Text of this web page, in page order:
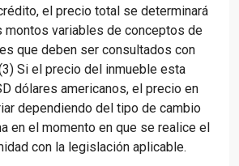
el precio total se determinará
montos variables de conceptos de
que deben ser consultados con
Si el precio del inmueble esta
dólares americanos, el precio en
dependiendo del tipo de cambio
en el momento en que se realice el
con la legislación aplicable.